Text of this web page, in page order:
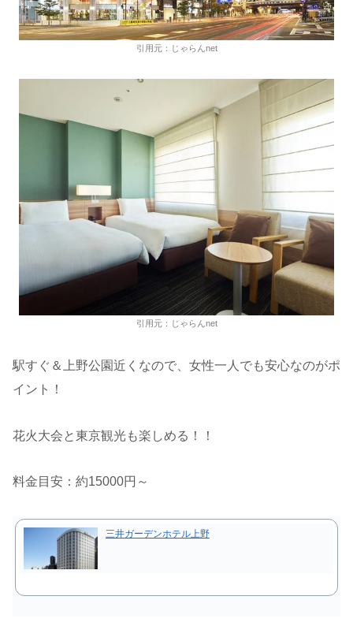
引用元：じゃらんnet
引用元：じゃらんnet
駅すぐ＆上野公園近くなので、女性一人でも安心なのがポ
イント！
花火大会と東京観光も楽しめる！！
料金目安：約15000円～
三井ガーデンホテル上野